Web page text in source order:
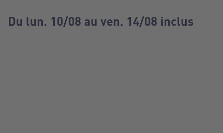
Du lun. 10/08 au ven. 14/08 inclus